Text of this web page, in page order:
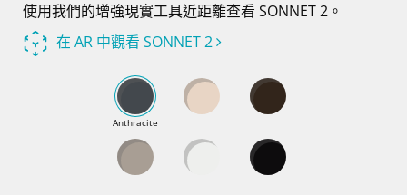
使用我們的增強現實工具近距離查看 SONNET 2。
在 AR 中觀看 SONNET 2
Anthracite